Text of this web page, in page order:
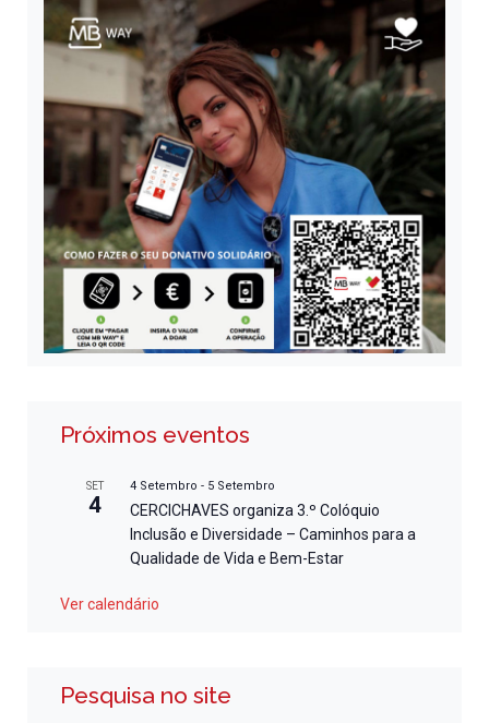
Próximos eventos
SET
4
4 Setembro - 5 Setembro
CERCICHAVES organiza 3.º Colóquio
Inclusão e Diversidade – Caminhos para a
Qualidade de Vida e Bem-Estar
Ver calendário
Pesquisa no site